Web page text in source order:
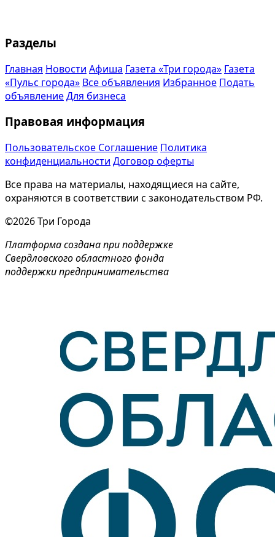
Разделы
Главная Новости Афиша Газета «Три города» Газета
«Пульс города» Все объявления Избранное Подать
объявлениеДля бизнеса
Правовая информация
Пользовательское Соглашение Политика
конфиденциальности Договор оферты
Все права на материалы, находящиеся на сайте,
охраняются в соответствии с законодательством РФ.
©2026 Три Города
Платформа создана при поддержке
Свердловского областного фонда
поддержки предпринимательства